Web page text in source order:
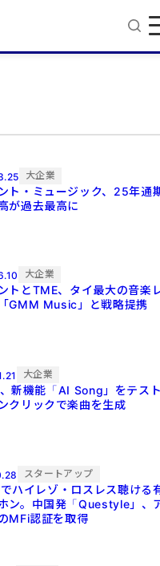
大企業
ト・ミュージック、25年通
が過去最高に
大企業
トとTME、タイ最大の音楽
GMM Music」と戦略提携
大企業
新機能「AI Song」をテス
リックで楽曲を生成
スタートアップ
ハイレゾ・ロスレス聴ける
ン。中国発「Questyle」、
MFi認証を取得